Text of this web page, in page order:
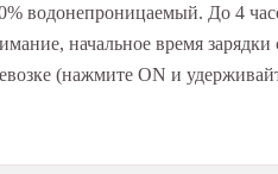
водонепроницаемый. До 4
начальное время зарядки
(нажмите ON и